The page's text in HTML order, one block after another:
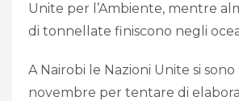
Unite per l’Ambiente, mentre
di tonnellate finiscono negli
A Nairobi le Nazioni Unite si
novembre per tentare di